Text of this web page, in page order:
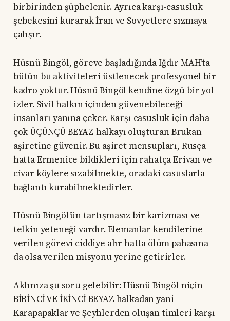
birbirinden şüphelenir. Ayrıca karşı-casusluk
şebekesini kurarak İran ve Sovyetlere sızmaya
çalışır.
Hüsnü Bingöl, göreve başladığında Iğdır MAH’ta
bütün bu aktiviteleri üstlenecek profesyonel bir
kadro yoktur. Hüsnü Bingöl kendine özgü bir yol
izler. Sivil halkın içinden güvenebileceği
insanları yanına çeker. Karşı casusluk için daha
çok ÜÇÜNÇÜ BEYAZ halkayı oluşturan Brukan
aşiretine güvenir. Bu aşiret mensupları, Rusça
hatta Ermenice bildikleri için rahatça Erivan ve
civar köylere sızabilmekte, oradaki casuslarla
bağlantı kurabilmektedirler.
Hüsnü Bingöl’ün tartışmasız bir karizması ve
telkin yeteneği vardır. Elemanlar kendilerine
verilen görevi ciddiye alır hatta ölüm pahasına
da olsa verilen misyonu yerine getirirler.
Aklınıza şu soru gelebilir: Hüsnü Bingöl niçin
BİRİNCİ VE İKİNCİ BEYAZ halkadan yani
Karapapaklar ve Şeyhlerden oluşan timleri karşı